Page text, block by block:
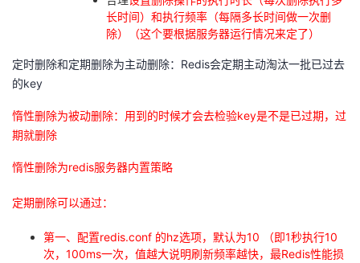
长时间）和执行频率（每隔多长时间做一次删
除）（这个要根据服务器运行情况来定了）
定时删除和定期删除为主动删除：Redis会定期主动淘汰一批已过去
的key
惰性删除为被动删除：用到的时候才会去检验key是不是已过期，过
期就删除
惰性删除为redis服务器内置策略
定期删除可以通过：
第一、配置redis.conf 的hz选项，默认为10 （即1秒执行10
次，100ms一次，值越大说明刷新频率越快，最Redis性能损